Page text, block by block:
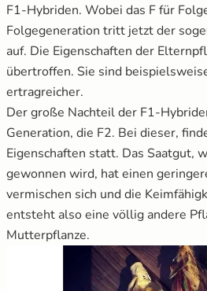
F1-Hybriden. Wobei das F für
Folgegeneration tritt jetzt der
auf. Die Eigenschaften der
übertroffen. Sie sind
ertragreicher.
Der große Nachteil der F1-
Generation, die F2. Bei dieser,
Eigenschaften statt. Das Saatgut,
gewonnen wird, hat einen
vermischen sich und die
entsteht also eine völlig andere
Mutterpflanze.